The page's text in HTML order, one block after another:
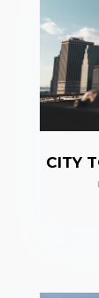
CITY